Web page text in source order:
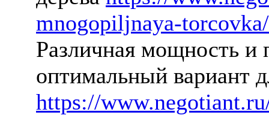
mnogopiljnaya-torcovka/
Различная мощность и
оптимальный вариант
https://